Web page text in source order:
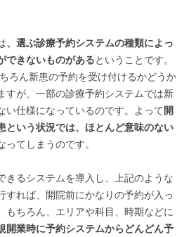
、選ぶ診療予約システムの種類によっ
できないものがあるということです。
ろん新患の予約を受け付けるかどうか
すが、一部の診療予約システムでは新
い仕様になっているのです。よって開
という状況では、ほとんど意味のない
ってしまうのです。
きるシステムを導入し、上記のような
すれば、開院前にかなりの予約が入っ
もちろん、エリアや科目、時期などに
開業時に予約システムからどんどん予